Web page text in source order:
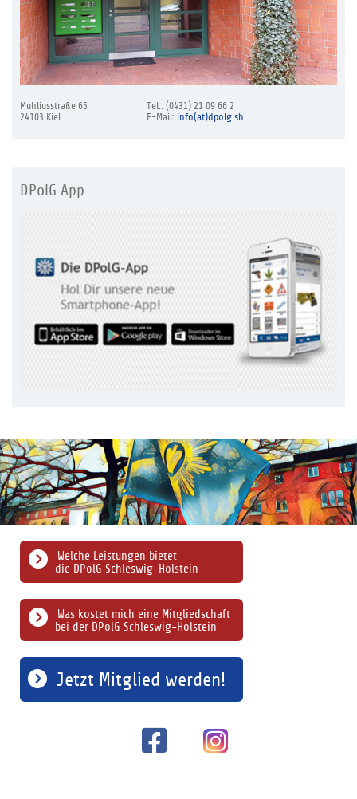
Muhliusstraße 65
24103 Kiel
Tel.: (0431) 21 09 66 2
E-Mail: info(at)dpolg.sh
DPolG App
Was kostet mich eine Mitgliedschaft
bei der DPolG Schleswig-Holstein
Welche Leistungen bietet
die DPolG Schleswig-Holstein
Jetzt Mitglied werden!